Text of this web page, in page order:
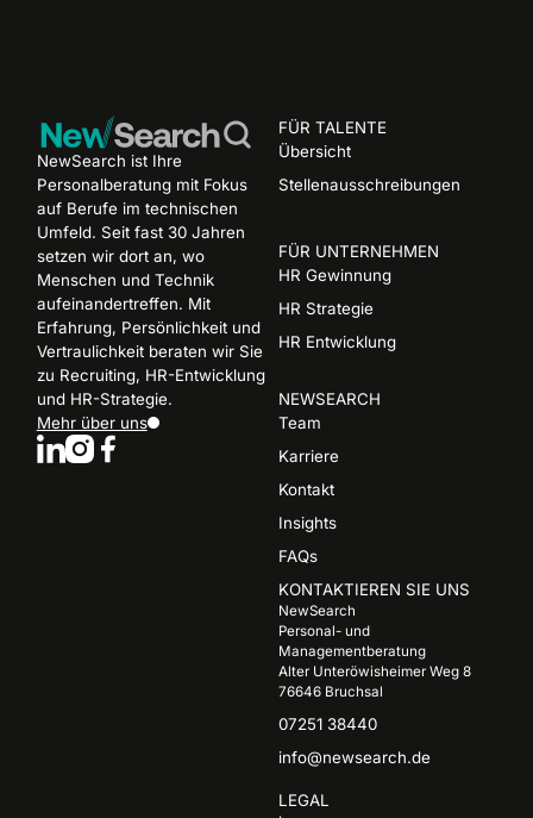
NewSearch ist Ihre
Personalberatung mit Fokus
auf Berufe im technischen
Umfeld. Seit fast 30 Jahren
setzen wir dort an, wo
Menschen und Technik
aufeinandertreffen. Mit
Erfahrung, Persönlichkeit und
Vertraulichkeit beraten wir Sie
zu Recruiting, HR-Entwicklung
und HR-Strategie.
Mehr über uns
FÜR TALENTE
Übersicht
Stellenausschreibungen
FÜR UNTERNEHMEN
HR Gewinnung
HR Strategie
HR Entwicklung
NEWSEARCH
Team
Karriere
Kontakt
Insights
FAQs
KONTAKTIEREN SIE UNS
NewSearch
Personal- und
Managementberatung
Alter Unteröwisheimer Weg 8
76646 Bruchsal
07251 38440
info@newsearch.de
LEGAL